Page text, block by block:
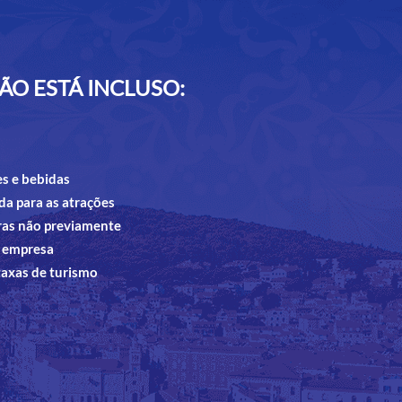
ESTÁ INCLUSO:
e bebidas
para as atrações
não previamente
de turismo